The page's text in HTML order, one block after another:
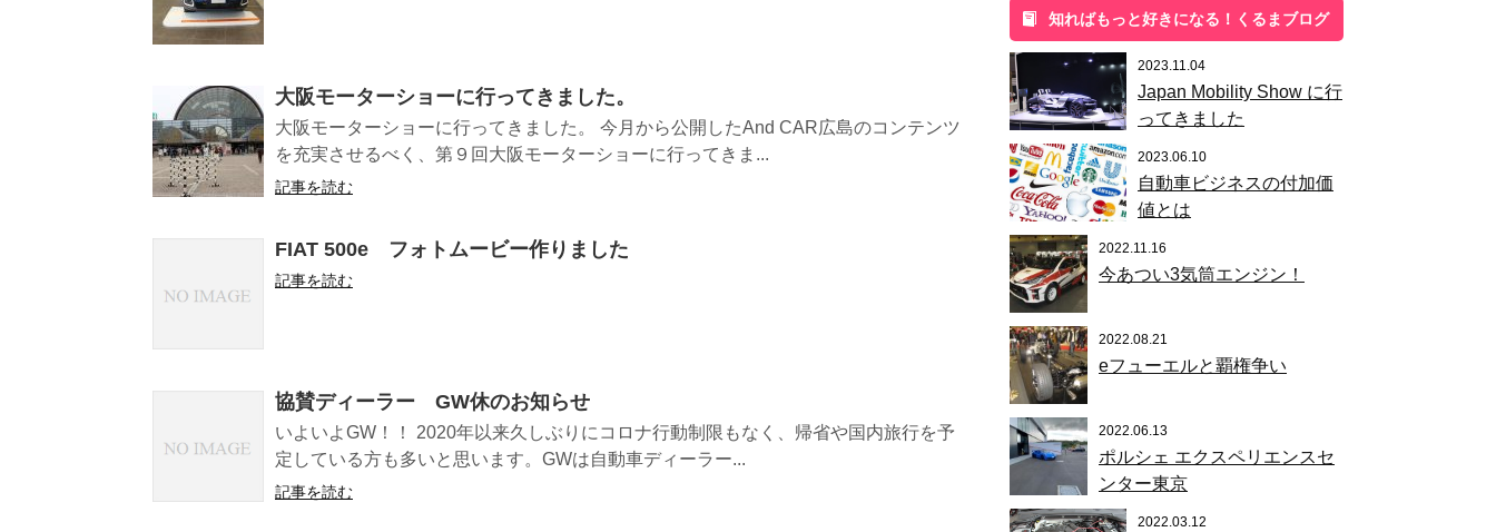
大阪モーターショーに行ってきました。
大阪モーターショーに行ってきました。 今月から公開したAnd CAR広島のコンテンツ
を充実させるべく、第９回大阪モーターショーに行ってきま...
記事を読む
FIAT 500e フォトムービー作りました
記事を読む
協賛ディーラー GW休のお知らせ
いよいよGW！！ 2020年以来久しぶりにコロナ行動制限もなく、帰省や国内旅行を予
定している方も多いと思います。GWは自動車ディーラー...
記事を読む
知ればもっと好きになる！くるまブログ
2023.11.04
Japan Mobility Show に行
ってきました
2023.06.10
自動車ビジネスの付加価
値とは
2022.11.16
今あつい3気筒エンジン！
2022.08.21
eフューエルと覇権争い
2022.06.13
ポルシェ エクスペリエンスセ
ンター東京
2022.03.12